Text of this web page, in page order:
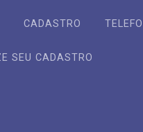
CADASTRO
SEU CADASTRO